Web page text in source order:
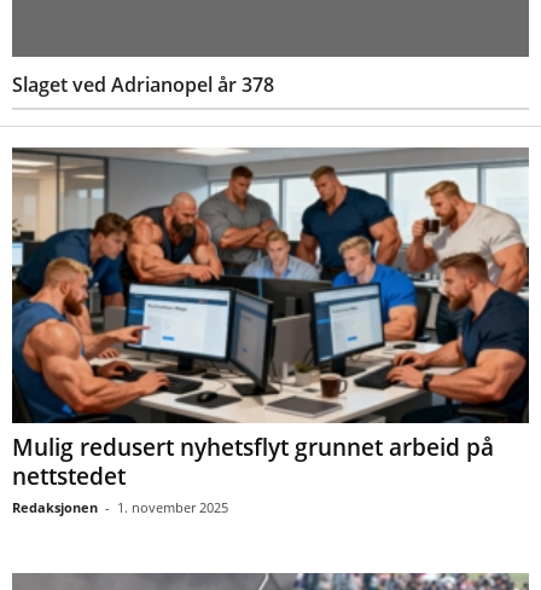
Slaget ved Adrianopel år 378
Mulig redusert nyhetsflyt grunnet arbeid på
nettstedet
Redaksjonen - 1. november 2025